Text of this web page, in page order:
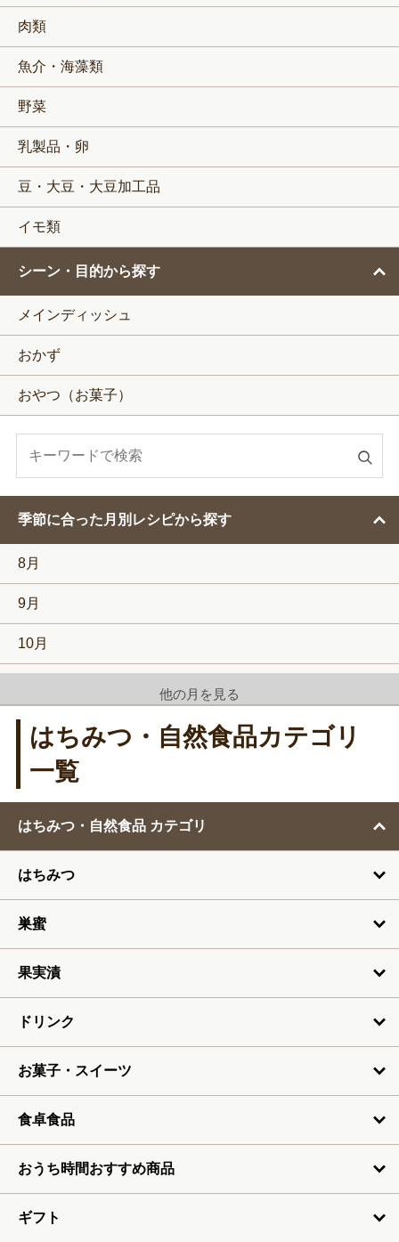
肉類
魚介・海藻類
野菜
乳製品・卵
豆・大豆・大豆加工品
イモ類
シーン・目的から探す
メインディッシュ
おかず
おやつ（お菓子）
索
季節に合った月別レシピから探す
8月
9月
10月
12月
2月
4月
5月
6月
他の月を見る
はちみつ・自然食品カテゴリ
一覧
はちみつ・自然食品 カテゴリ
はちみつ
巣蜜
果実漬
ドリンク
お菓子・スイーツ
食卓食品
おうち時間おすすめ商品
ギフト